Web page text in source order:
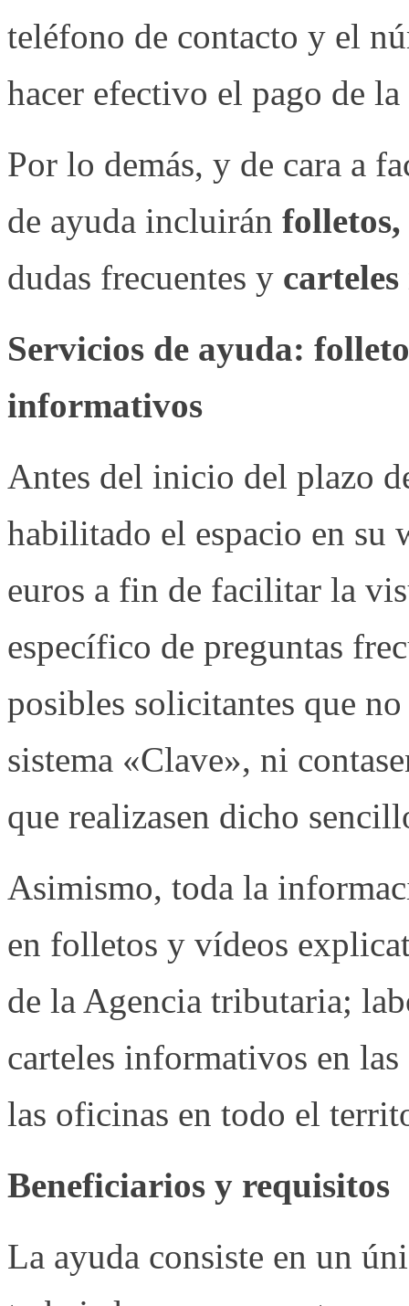
teléfono de contacto y el
hacer efectivo el pago de la
Por lo demás, y de cara a
de ayuda incluirán
dudas frecuentes y
Servicios de ayuda:
informativos
Antes del inicio del plazo
habilitado el espacio en su
euros a fin de facilitar la
específico de preguntas
posibles solicitantes que
sistema «Clave», ni
que realizasen dicho
Asimismo, toda la
en folletos y vídeos
de la Agencia tributaria;
carteles informativos en
las oficinas en todo el
Beneficiarios y requisitos
La ayuda consiste en un